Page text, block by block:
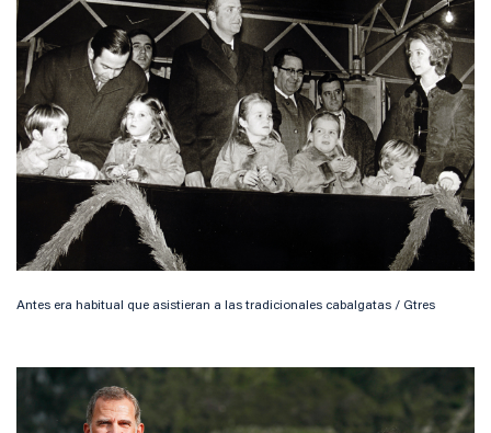
Antes era habitual que asistieran a las tradicionales cabalgatas / Gtres